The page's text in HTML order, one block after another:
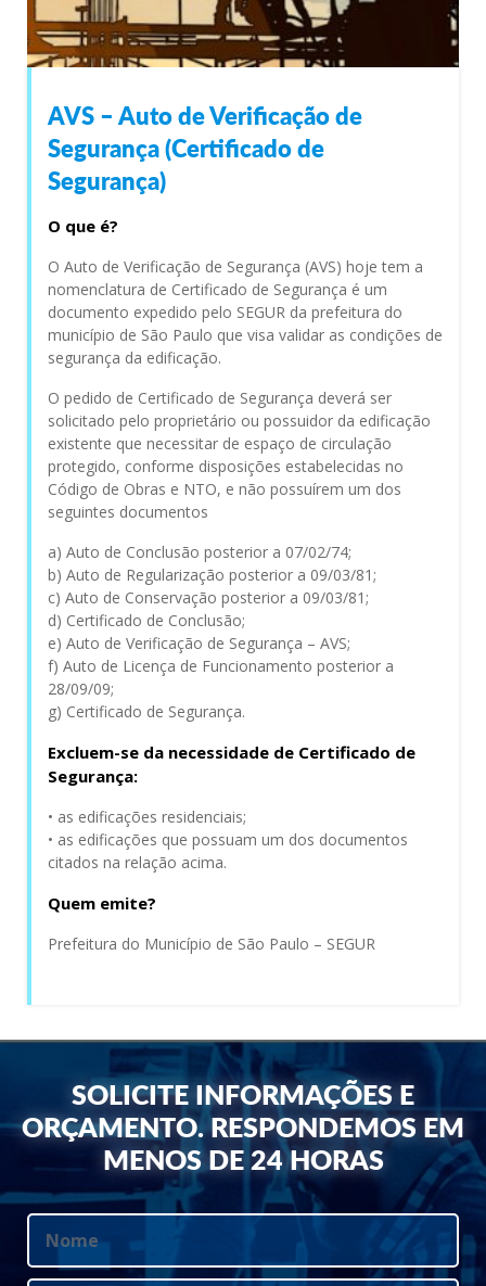
AVS – Auto de Verificação de
Segurança (Certificado de
Segurança)
O que é?
O Auto de Verificação de Segurança (AVS) hoje tem a
nomenclatura de Certificado de Segurança é um
documento expedido pelo SEGUR da prefeitura do
município de São Paulo que visa validar as condições de
segurança da edificação.
O pedido de Certificado de Segurança deverá ser
solicitado pelo proprietário ou possuidor da edificação
existente que necessitar de espaço de circulação
protegido, conforme disposições estabelecidas no
Código de Obras e NTO, e não possuírem um dos
seguintes documentos
a) Auto de Conclusão posterior a 07/02/74;
b) Auto de Regularização posterior a 09/03/81;
c) Auto de Conservação posterior a 09/03/81;
d) Certificado de Conclusão;
e) Auto de Verificação de Segurança – AVS;
f) Auto de Licença de Funcionamento posterior a
28/09/09;
g) Certificado de Segurança.
Excluem-se da necessidade de Certificado de
Segurança:
• as edificações residenciais;
• as edificações que possuam um dos documentos
citados na relação acima.
Quem emite?
Prefeitura do Município de São Paulo – SEGUR
SOLICITE INFORMAÇÕES E
ORÇAMENTO. RESPONDEMOS EM
MENOS DE 24 HORAS